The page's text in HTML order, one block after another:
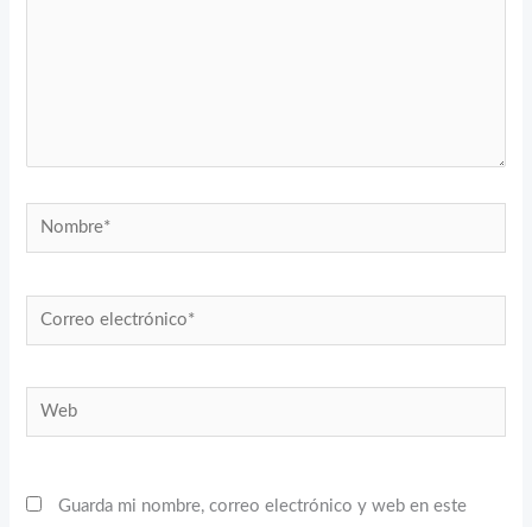
Nombre*
Correo
electrónico*
Web
Guarda mi nombre, correo electrónico y web en este